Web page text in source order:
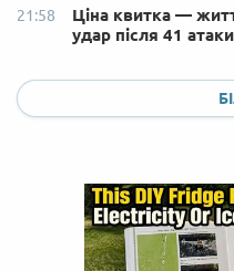
21:58
Ціна квитка —
удар після 41